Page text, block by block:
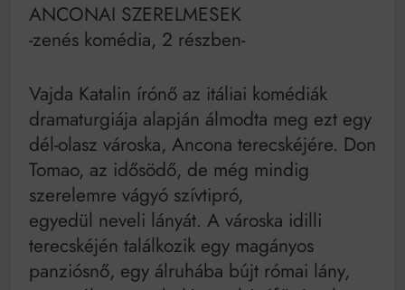
ANCONAI SZERELMESEK
-zenés komédia, 2 részben-
Vajda Katalin írónő az itáliai komédiák
dramaturgiája alapján álmodta meg ezt egy
dél-olasz városka, Ancona terecskéjére. Don
Tomao, az idősödő, de még mindig
szerelemre vágyó szívtipró,
egyedül neveli lányát. A városka idilli
terecskéjén találkozik egy magányos
panziósnő, egy álruhába bújt római lány,